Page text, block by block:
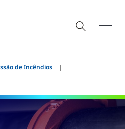
de Incêndios